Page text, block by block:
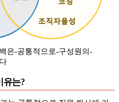
은-공통적으로-구성원의-
유는?